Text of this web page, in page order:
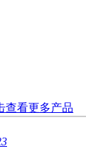
查看更多产品